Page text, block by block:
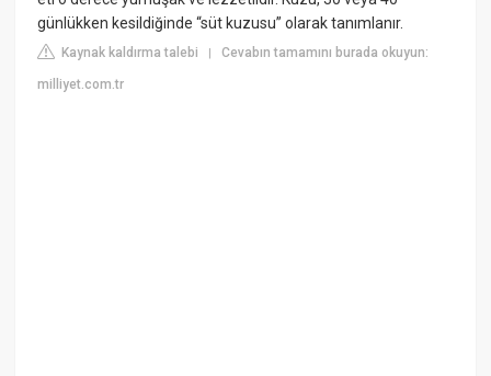
günlükken kesildiğinde “süt kuzusu” olarak tanımlanır.
Kaynak kaldırma talebi |Cevabın tamamını burada okuyun:
milliyet.com.tr